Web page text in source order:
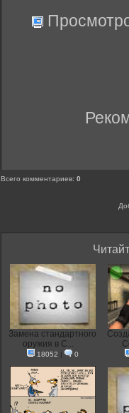
Всего комментариев:0
Замена стандартного
оружия в C...
18052 | 0